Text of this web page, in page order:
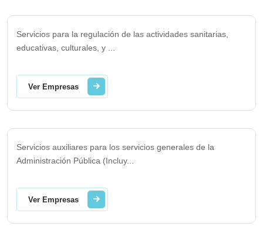
Servicios para la regulación de las actividades sanitarias,
educativas, culturales, y
Ver Empresas
Servicios auxiliares para los servicios generales de la
Administración Pública (Incluy...
Ver Empresas